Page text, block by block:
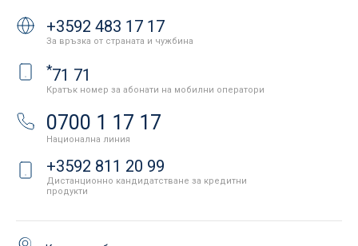
+3592 483 17 17
За връзка от страната и чужбина
*71 71
Кратък номер за абонати на мобилни оператори
0700 1 17 17
Национална линия
+3592 811 20 99
Дистанционно кандидатстване за кредитни
продукти